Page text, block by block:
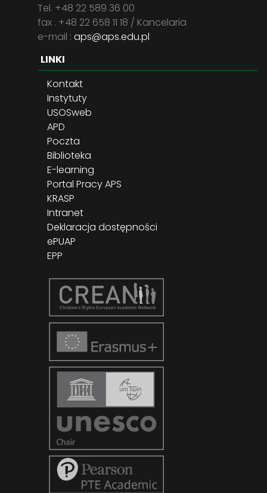
Tel. +48 22 589 36 00
fax . +48 22 658 11 18 / Kancelaria
e-mail : aps@aps.edu.pl
LINKI
Kontakt
Instytuty
USOSweb
APD
Poczta
Biblioteka
E-learning
Portal Pracy APS
KRASP
Intranet
Deklaracja dostępności
ePUAP
EPP